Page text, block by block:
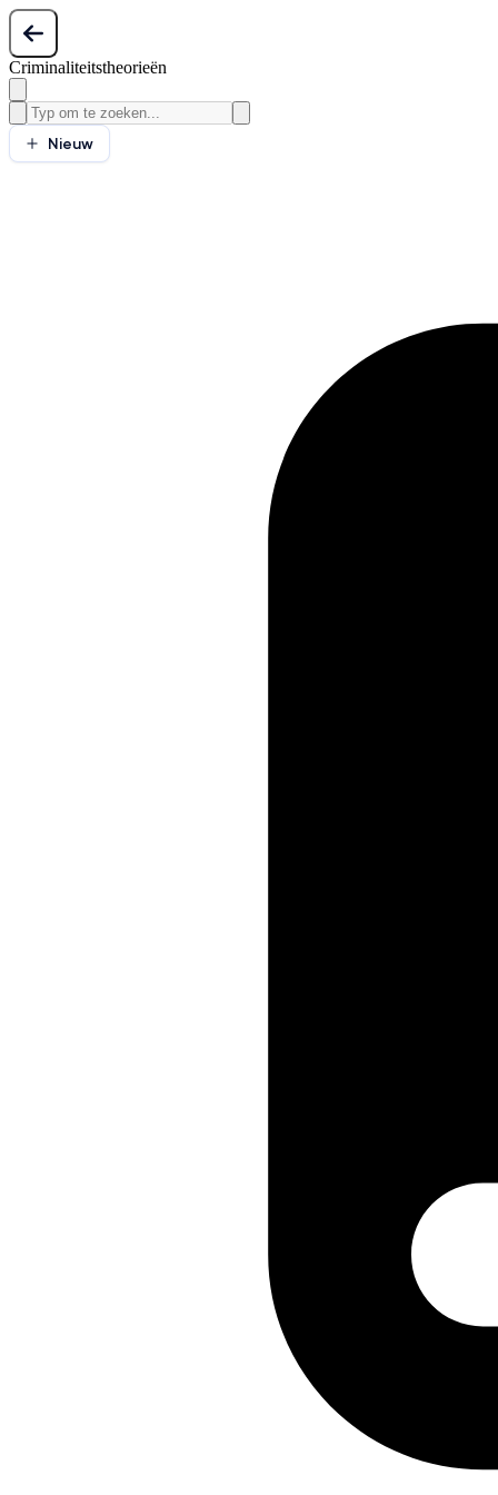
Criminaliteitstheorieën
Nieuw